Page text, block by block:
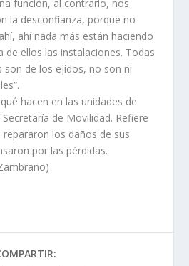
función, al contrario, nos
la desconfianza, porque no
ahí nada más están haciendo
de ellos las instalaciones. Todas
son de los ejidos, no son ni
hacen en las unidades de
de Movilidad. Refiere
los daños de sus
por las pérdidas.